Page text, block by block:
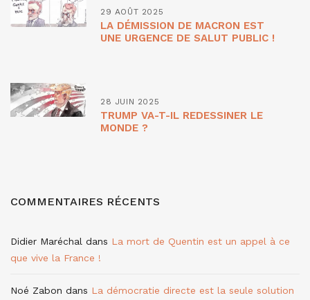
29 AOÛT 2025
LA DÉMISSION DE MACRON EST
UNE URGENCE DE SALUT PUBLIC !
28 JUIN 2025
TRUMP VA-T-IL REDESSINER LE
MONDE ?
COMMENTAIRES RÉCENTS
Didier Maréchal dans La mort de Quentin est un appel à ce
que vive la France !
Noé Zabon dans La démocratie directe est la seule solution